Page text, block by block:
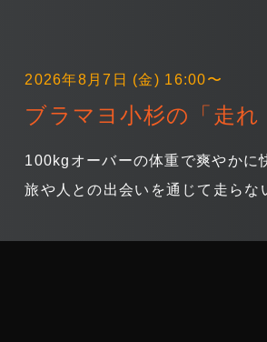
2026年8月7日 (金) 16:00〜
ブラマヨ小杉の「走
100kgオーバーの体重で爽やかに
旅や人との出会いを通じて走ら